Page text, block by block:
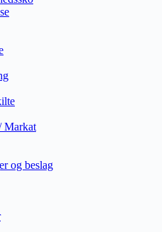
Markat
og beslag